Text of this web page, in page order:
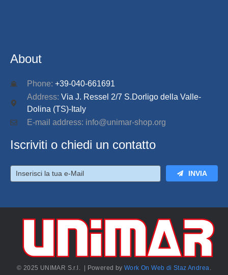
About
Phone: +39-040-661691
Address: Via J. Ressel 2/7 S.Dorligo della Valle-
Dolina (TS)-Italy
E-mail address: info@unimar-shop.org
Iscriviti o chiedi un contatto
INVIA
© 2025 UNIMAR S.r.l. | Powered byWork On Web di Staz Andrea.